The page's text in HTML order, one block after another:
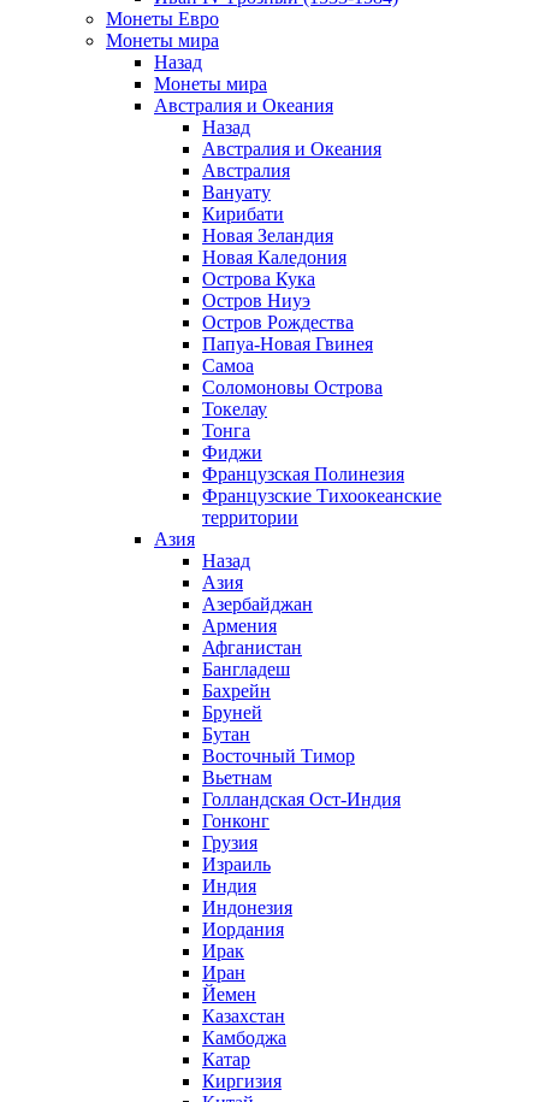
Монеты Евро
Монеты мира
Назад
Монеты мира
Австралия и Океания
Назад
Австралия и Океания
Австралия
Вануату
Кирибати
Новая Зеландия
Новая Каледония
Острова Кука
Остров Ниуэ
Остров Рождества
Папуа-Новая Гвинея
Самоа
Соломоновы Острова
Токелау
Тонга
Фиджи
Французская Полинезия
Французские Тихоокеанские
территории
Азия
Назад
Азия
Азербайджан
Армения
Афганистан
Бангладеш
Бахрейн
Бруней
Бутан
Восточный Тимор
Вьетнам
Голландская Ост-Индия
Гонконг
Грузия
Израиль
Индия
Индонезия
Иордания
Ирак
Иран
Йемен
Казахстан
Камбоджа
Катар
Киргизия